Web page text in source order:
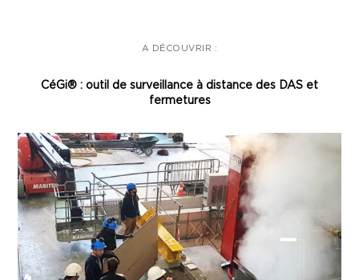
A DÉCOUVRIR :
CéGi® : outil de surveillance à distance des DAS et
fermetures